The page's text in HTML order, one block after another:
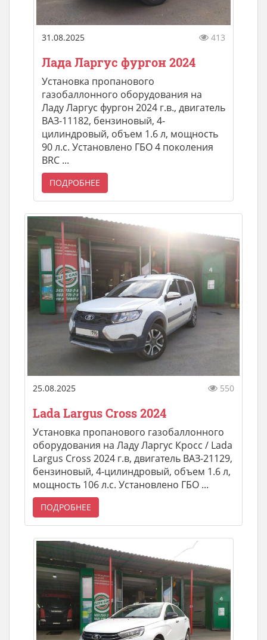
31.08.2025 413
Лада Ларгус фургон 2024
Установка пропанового
газобаллонного оборудования на
Ладу Ларгус фургон 2024 г.в., двигатель
ВАЗ-11182, бензиновый, 4-
цилиндровый, объем 1.6 л, мощность
90 л.с. Установлено ГБО 4 поколения
BRC ...
ПОДРОБНЕЕ
25.08.2025 550
Lada Largus Cross 2024
Установка пропанового газобаллонного
оборудования на Ладу Ларгус Кросс / Lada
Largus Cross 2024 г.в, двигатель ВАЗ-21129,
бензиновый, 4-цилиндровый, объем 1.6 л,
мощность 106 л.с. Установлено ГБО ...
ПОДРОБНЕЕ